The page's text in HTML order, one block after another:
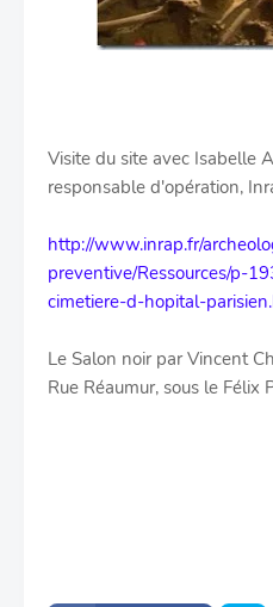
Visite du site avec Isabelle
responsable d'opération,
http://www.inrap.fr/
preventive/Ressources/p-
cimetiere-d-hopital-
Le Salon noir parVincent
Rue Réaumur, sous le